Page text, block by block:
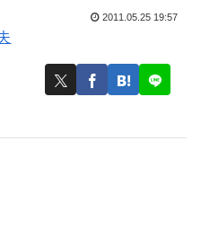
2011.05.25 19:57